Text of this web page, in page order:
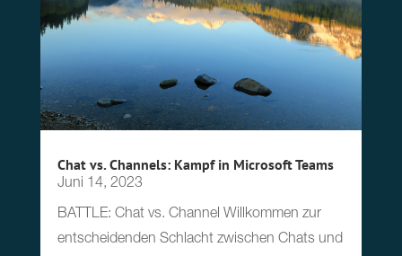
Chat vs. Channels: Kampf in Microsoft Teams
Juni 14, 2023
BATTLE: Chat vs. Channel Willkommen zur
entscheidenden Schlacht zwischen Chats und